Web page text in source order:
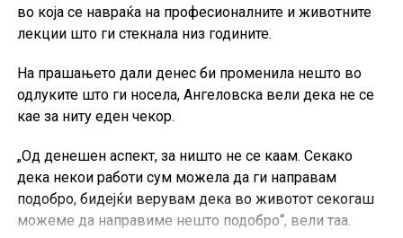
разликите во однос на традиционалните картични
трансакции, како и очекувањата за тоа како ќе
Дополнително, се разговара и за трансформацијата на
банките во дигиталната ера, односно дали
технолошки компании, како и за активностите на
Casys во областа на родовата еднаквост и
намалувањето на разликите меѓу мажите и жените на
работното место.
во која се навраќа на професионалните и животните
лекции што ги стекнала низ годините.
На прашањето дали денес би променила нешто во
одлуките што ги носела, Ангеловска вели дека не се
кае за ниту еден чекор.
„Од денешен аспект, за ништо не се каам. Секако
дека некои работи сум можела да ги направам
подобро, бидејќи верувам дека во животот секогаш
можеме да направиме нешто подобро“, вели таа.